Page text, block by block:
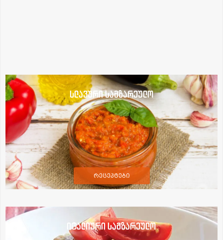
სლავური სამზარეულო
რეცეპტები
იტალიური სამზარეულო